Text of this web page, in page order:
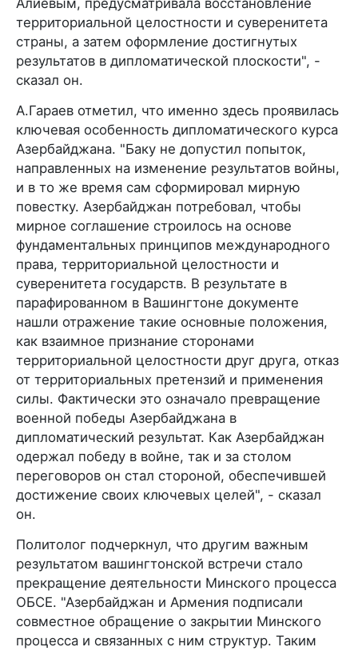
Алиевым, предусматривала восстановление
территориальной целостности и суверенитета
страны, а затем оформление достигнутых
результатов в дипломатической плоскости", -
сказал он.
А.Гараев отметил, что именно здесь проявилась
ключевая особенность дипломатического курса
Азербайджана. "Баку не допустил попыток,
направленных на изменение результатов войны,
и в то же время сам сформировал мирную
повестку. Азербайджан потребовал, чтобы
мирное соглашение строилось на основе
фундаментальных принципов международного
права, территориальной целостности и
суверенитета государств. В результате в
парафированном в Вашингтоне документе
нашли отражение такие основные положения,
как взаимное признание сторонами
территориальной целостности друг друга, отказ
от территориальных претензий и применения
силы. Фактически это означало превращение
военной победы Азербайджана в
дипломатический результат. Как Азербайджан
одержал победу в войне, так и за столом
переговоров он стал стороной, обеспечившей
достижение своих ключевых целей", - сказал
он.
Политолог подчеркнул, что другим важным
результатом вашингтонской встречи стало
прекращение деятельности Минского процесса
ОБСЕ. "Азербайджан и Армения подписали
совместное обращение о закрытии Минского
процесса и связанных с ним структур. Таким